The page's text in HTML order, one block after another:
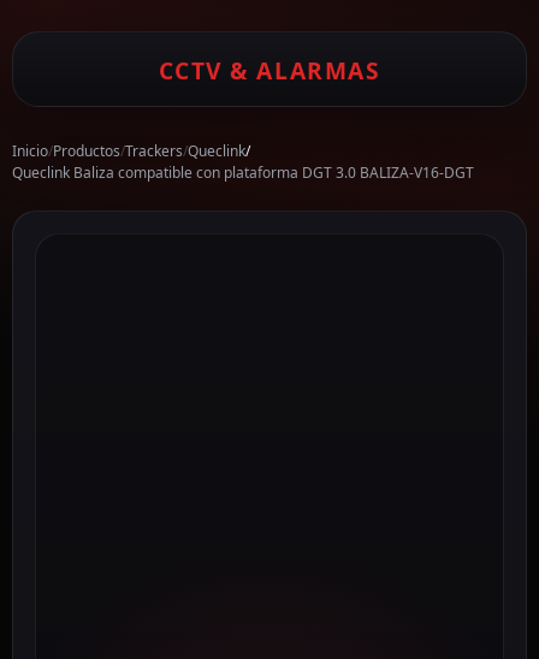
CCTV & ALARMAS
Inicio/Productos/Trackers/Queclink/
Queclink Baliza compatible con plataforma DGT 3.0 BALIZA-V16-DGT